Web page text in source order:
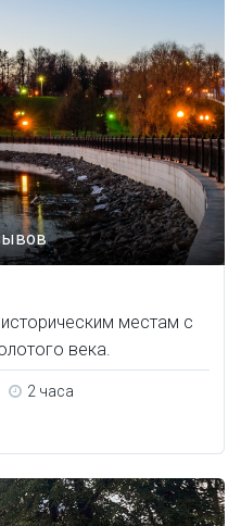
местам с
века.
2 часа